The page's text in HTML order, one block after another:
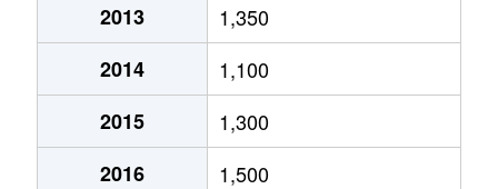
2013
1,350
2014
1,100
2015
1,300
2016
1,500